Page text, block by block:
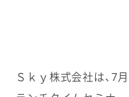
Ｓｋｙ株式会社は、7